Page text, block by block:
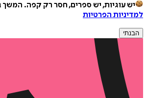
יש עוגיות, יש ספרים, חסר רק קפה. המשך
למדיניות הפרטיות
הבנתי